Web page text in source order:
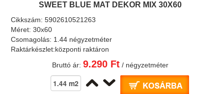
SWEET BLUE MAT DEKOR MIX 30X60
Cikkszám:5902610521263
Méret:30x60
Csomagolás: 1.44 négyzetméter
Raktárkészlet:központi raktáron
Bruttó ár: 9.290 Ft/ négyzetméter